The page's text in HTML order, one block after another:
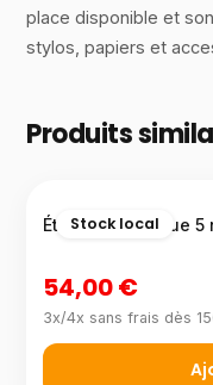
place disponible et
stylos, papiers et
Produits
Stock local
Étagère plastique 5
54,00 €
3x/4x sans frais dès